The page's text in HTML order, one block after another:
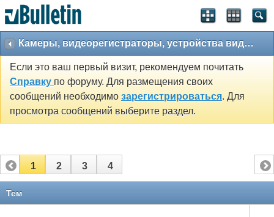
Камеры, видеорегистраторы, устройства видеозахвата и парктроники.
Если это ваш первый визит, рекомендуем почитать
Справку по форуму. Для размещения своих
сообщений необходимо зарегистрироваться. Для
просмотра сообщений выберите раздел.
1 2 3 4
Тем